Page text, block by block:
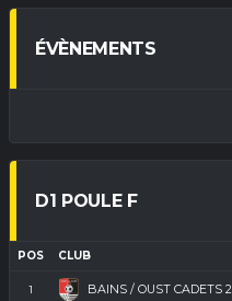
ÉVÈNEMENTS
D1 POULE F
POS CLUB
1 BAINS / OUST CADETS 2